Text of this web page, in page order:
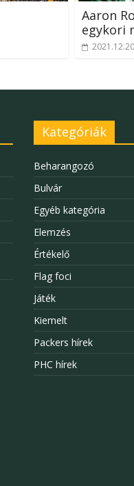
Aaron
egykori
Kategóriák
Beharangozó
Bulvár
Egyéb kategória
Elemzés
Értékelő
Flag foci
Játék
Kiemelt
Packers hírek
PHC hírek